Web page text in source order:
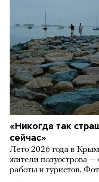
«Никогда так
сейчас»
Лето 2026 года в
жители полуострова —
работы и туристов.